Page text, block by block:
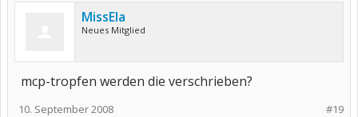
MissEla
Neues Mitglied
mcp-tropfen werden die verschrieben?
#19
10. September 2008